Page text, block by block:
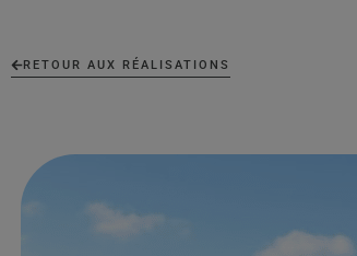
RETOUR AUX RÉALISATIONS